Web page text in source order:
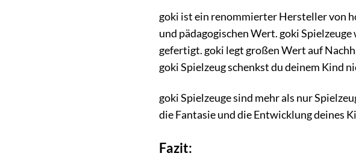
goki ist ein renommierter Hersteller von
und pädagogischen Wert. goki
gefertigt. goki legt großen Wert auf
goki Spielzeug schenkst du deinem Kind
goki Spielzeuge sind mehr als nur
die Fantasie und die Entwicklung deines
Fazit: